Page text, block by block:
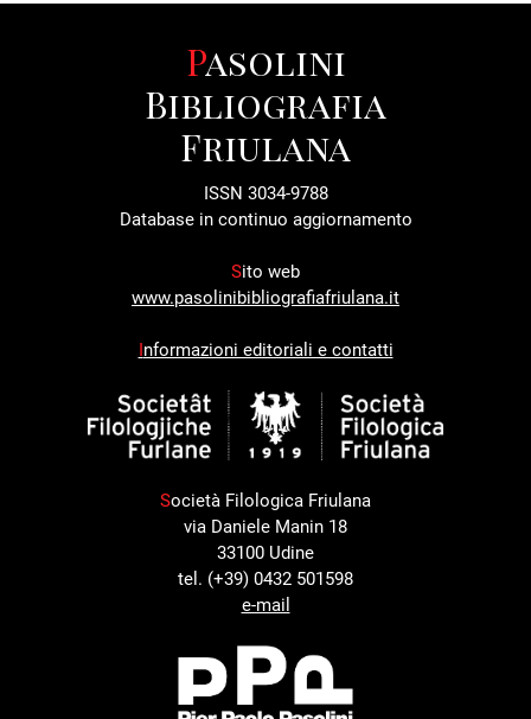
Pasolini
Bibliografia
Friulana
ISSN 3034-9788
Database in continuo aggiornamento
Sito web
www.pasolinibibliografiafriulana.it
Informazioni editoriali e contatti
Società Filologica Friulana
via Daniele Manin 18
33100 Udine
tel. (+39) 0432 501598
e-mail